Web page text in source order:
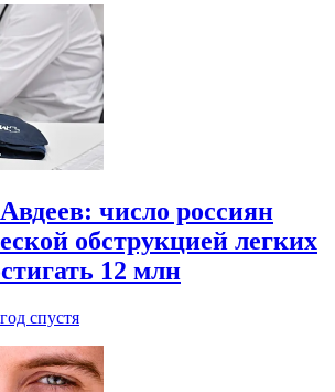
число россиян
обструкцией легких
12 млн
спустя